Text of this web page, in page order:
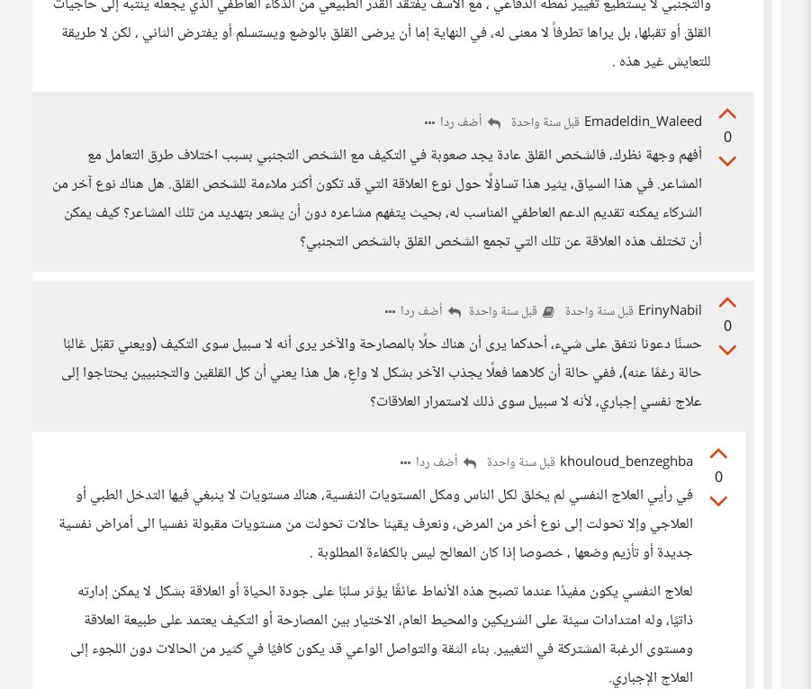
القلق أو تقبلها، بل يراها تطرفاً لا معنى له، في النهاية إما أن يرضى القلق بالوضع ويستسلم أو يفترض الثاني ، لكن لا طريقة
للتعايش غير هذه .
0
Emadeldin_Waleed قبل سنة واحدة أضف ردا
أفهم وجهة نظرك، فالشخص القلق عادة يجد صعوبة في التكيف مع الشخص التجنبي بسبب اختلاف طرق التعامل مع
المشاعر. في هذا السياق، يثير هذا تساؤلًا حول نوع العلاقة التي قد تكون أكثر ملاءمة للشخص القلق. هل هناك نوع آخر من
الشركاء يمكنه تقديم الدعم العاطفي المناسب له، بحيث يتفهم مشاعره دون أن يشعر بتهديد من تلك المشاعر؟ كيف يمكن
أن تختلف هذه العلاقة عن تلك التي تجمع الشخص القلق بالشخص التجنبي؟
0
ErinyNabil قبل سنة واحدة قبل سنة واحدة أضف ردا
حسنًا دعونا نتفق على شيء، أحدكما يرى أن هناك حلًا بالمصارحة والآخر يرى أنه لا سبيل سوى التكيف (ويعني تقبّل غالبًا
حالة رغمًا عنه)، ففي حالة أن كلاهما فعلًا يجذب الآخر بشكل لا واعِ، هل هذا يعني أن كل القلقين والتجنبيين يحتاجوا إلى
علاج نفسي إجباري، لأنه لا سبيل سوى ذلك لاستمرار العلاقات؟
0
khouloud_benzeghba قبل سنة واحدة أضف ردا
في رأيي العلاج النفسي لم يخلق لكل الناس ومكل المستويات النفسية، هناك مستويات لا ينبغي فيها التدخل الطبي أو
العلاجي وإلا تحولت إلى نوع أخر من المرض، ونعرف يقينا حالات تحولت من مستويات مقبولة نفسيا الى أمراض نفسية
جديدة أو تأزيم وضعها ، خصوصا إذا كان المعالح ليس بالكفاءة المطلوبة .
لعلاج النفسي يكون مفيدًا عندما تصبح هذه الأنماط عائقًا يؤثر سلبًا على جودة الحياة أو العلاقة بشكل لا يمكن إدارته
ذاتيًا، وله امتدادات سيئة على الشريكين والمحيط العام، الاختيار بين المصارحة أو التكيف يعتمد على طبيعة العلاقة
ومستوى الرغبة المشتركة في التغيير. بناء الثقة والتواصل الواعي قد يكون كافيًا في كثير من الحالات دون اللجوء إلى
العلاج الإجباري.